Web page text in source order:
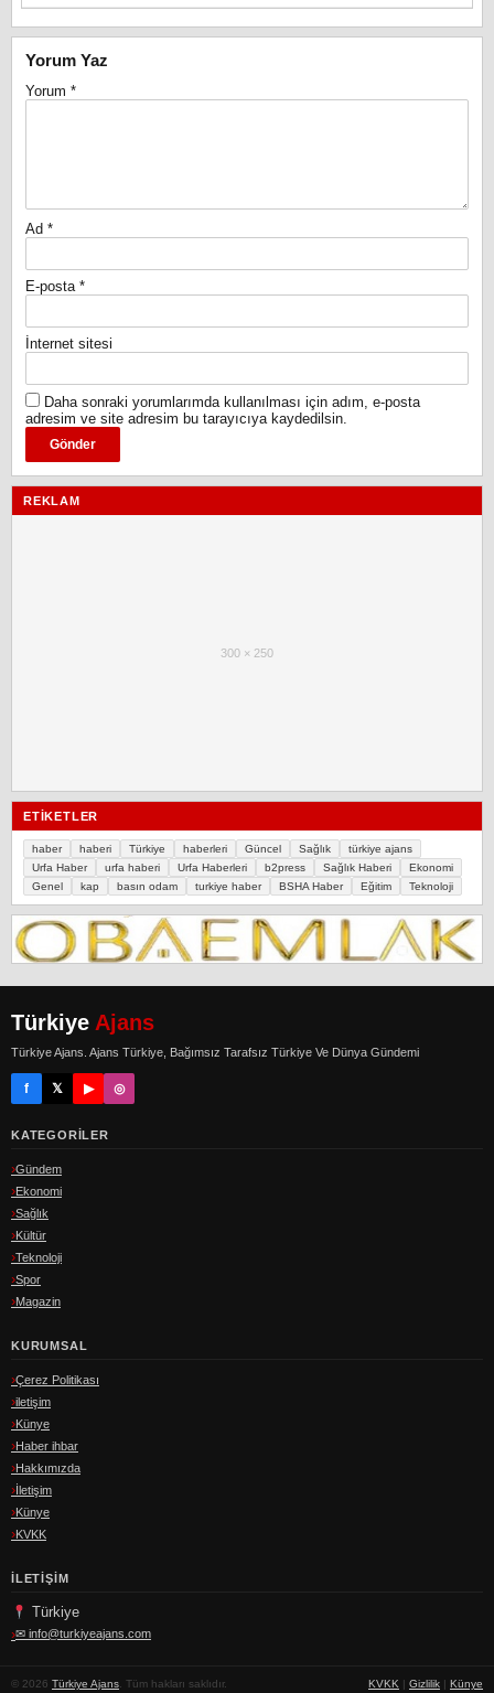
Yorum Yaz
Yorum *
Ad *
E-posta *
İnternet sitesi
Daha sonraki yorumlarımda kullanılması için adım, e-posta
adresim ve site adresim bu tarayıcıya kaydedilsin.
REKLAM
300 × 250
ETIKETLER
haber haberi Türkiye haberleri Güncel Sağlık
türkiye ajans
Urfa Haber
urfa haberi Urfa Haberleri b2press Sağlık Haberi
Ekonomi
Genel
kap basın odam turkiye haber BSHA Haber Eğitim Teknoloji
Türkiye Ajans
Türkiye Ajans. Ajans Türkiye, Bağımsız Tarafsız Türkiye Ve Dünya Gündemi
f 𝕏 ▶ ◎
KATEGORILER
Gündem
Ekonomi
Sağlık
Kültür
Teknoloji
Spor
Magazin
KURUMSAL
Çerez Politikası
iletişim
Künye
Haber ihbar
Hakkımızda
İletişim
Künye
KVKK
İLETIŞIM
Türkiye
✉ info@turkiyeajans.com
© 2026 Türkiye Ajans. Tüm hakları saklıdır. KVKK Gizlilik Künye